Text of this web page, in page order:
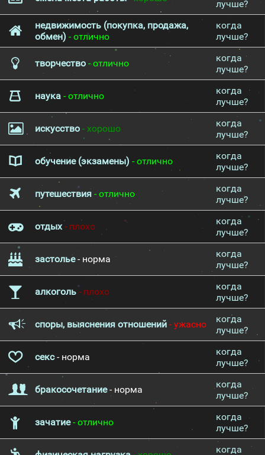
лучше?
недвижимость (покупка, продажа,
обмен) - отлично
когда
лучше?
творчество - отлично
когда
лучше?
наука - отлично
когда
лучше?
искусство - хорошо
когда
лучше?
обучение (экзамены) - отлично
когда
лучше?
путешествия - отлично
когда
лучше?
отдых- плохо
когда
лучше?
застолье- норма
когда
лучше?
алкоголь - плохо
когда
лучше?
споры, выяснения отношений - ужасно
когда
лучше?
секс- норма
когда
лучше?
бракосочетание- норма
когда
лучше?
зачатие- отлично
когда
лучше?
когда